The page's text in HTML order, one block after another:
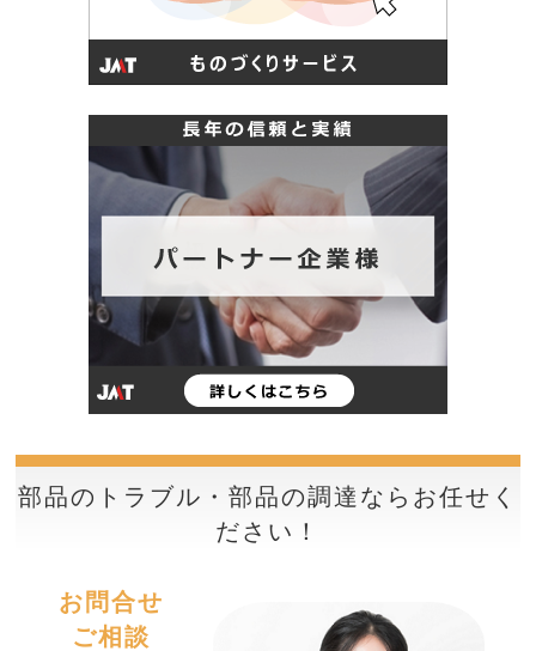
部品のトラブル・部品の調達ならお任せく
ださい！
お問合せ
ご相談